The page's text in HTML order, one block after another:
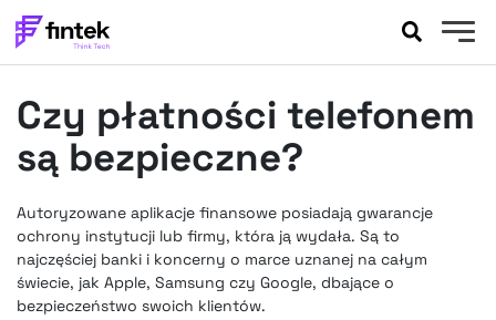
BANKOWOŚĆ
EVENTY
FELIETONY
WYWIADY
LEGAL
PODCASTY
FINTEK EXTRA
Czy płatności telefonem
są bezpieczne?
Autoryzowane aplikacje finansowe posiadają gwarancje
ochrony instytucji lub firmy, która ją wydała. Są to
najczęściej banki i koncerny o marce uznanej na całym
świecie, jak Apple, Samsung czy Google, dbające o
bezpieczeństwo swoich klientów.